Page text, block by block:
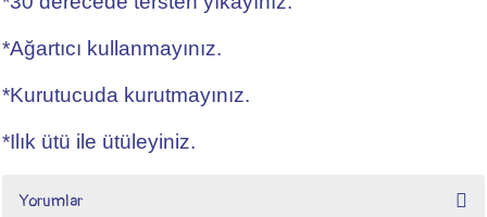
*Ağartıcı kullanmayınız.
*Kurutucuda kurutmayınız.
*Ilık ütü ile ütüleyiniz.
Yorumlar